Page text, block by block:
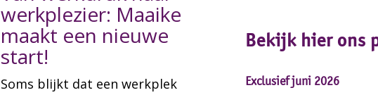
werkplezier: Maaike
maakt een nieuwe
start!
Soms blijkt dat een werkplek
Bekijk hier ons
Exclusief juni 2026